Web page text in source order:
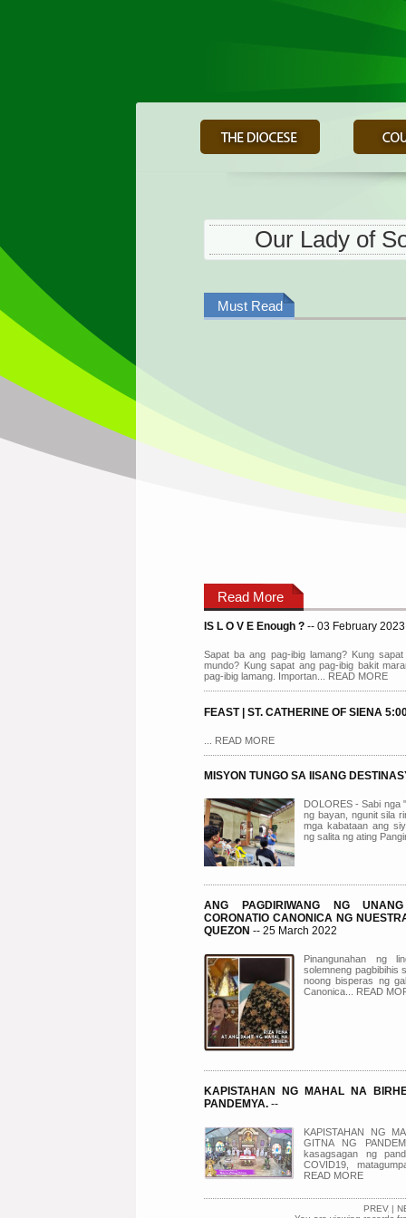
Our Lady of
Must Read
Read More
IS L O V E Enough ? -- 03 February 2023
Sapat ba ang pag-ibig lamang? Kung
mundo? Kung sapat ang pag-ibig bakit
pag-ibig lamang. Importan... READ MORE
FEAST | ST. CATHERINE OF SIENA
... READ MORE
MISYON TUNGO SA IISANG
DOLORES - Sabi nga
ng bayan, ngunit sila
mga kabataan ang
ng salita ng ating
ANG PAGDIRIWANG NG
CORONATIO CANONICA NG
QUEZON -- 25 March 2022
Pinangunahan ng
solemneng pagbibihis
noong bisperas ng
Canonica... READ
KAPISTAHAN NG MAHAL NA
PANDEMYA. --
KAPISTAHAN NG
GITNA NG
kasagsagan ng
COVID19,
READ MORE
PREV|